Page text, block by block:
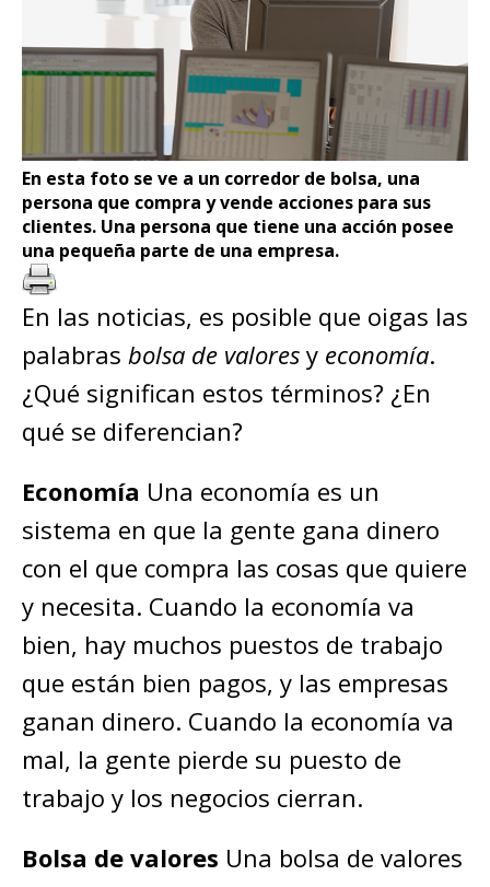
En esta foto se ve a un corredor de bolsa, una
persona que compra y vende acciones para sus
clientes. Una persona que tiene una acción posee
una pequeña parte de una empresa.
En las noticias, es posible que oigas las
palabras bolsa de valores y economía.
¿Qué significan estos términos? ¿En
qué se diferencian?
Economía Una economía es un
sistema en que la gente gana dinero
con el que compra las cosas que quiere
y necesita. Cuando la economía va
bien, hay muchos puestos de trabajo
que están bien pagos, y las empresas
ganan dinero. Cuando la economía va
mal, la gente pierde su puesto de
trabajo y los negocios cierran.
Bolsa de valores Una bolsa de valores